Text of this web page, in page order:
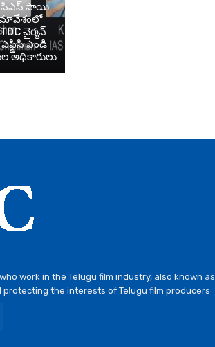
సిఎస్ సాయి
చైర్మన్
ఎండి
అధికారులు
work in the Telugu film industry, also known as
protecting the interests of Telugu film producers